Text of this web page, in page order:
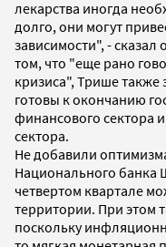
лекарства иногда
долго, они могут
зависимости", -
том, что "еще рано
кризиса", Трише
готовы к окончанию
финансового сектора
сектора.
Не добавили
Национального банка
четвертом квартале
территории. При этом
поскольку